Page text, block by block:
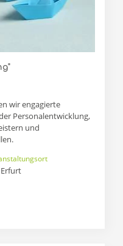
wir engagierte
Personalentwicklung,
und